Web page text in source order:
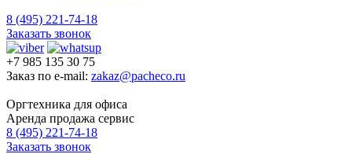
8 (495) 221-74-18
Заказать звонок
+7 985 135 30 75
Заказ по e-mail: zakaz@pacheco.ru
Оргтехника для офиса
Аренда продажа сервис
8 (495) 221-74-18
Заказать звонок